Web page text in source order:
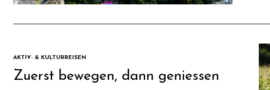
AKTIV- & KULTURREISEN
Zuerst bewegen, dann geniessen